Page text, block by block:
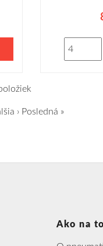
› Posledná »
Ako na